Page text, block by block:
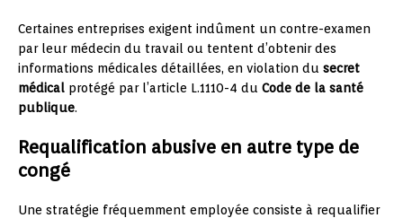
Certaines entreprises exigent indûment un contre-examen
par leur médecin du travail ou tentent d’obtenir des
informations médicales détaillées, en violation du secret
médical protégé par l’article L.1110-4 du Code de la santé
publique.
Requalification abusive en autre type de
congé
Une stratégie fréquemment employée consiste à requalifier